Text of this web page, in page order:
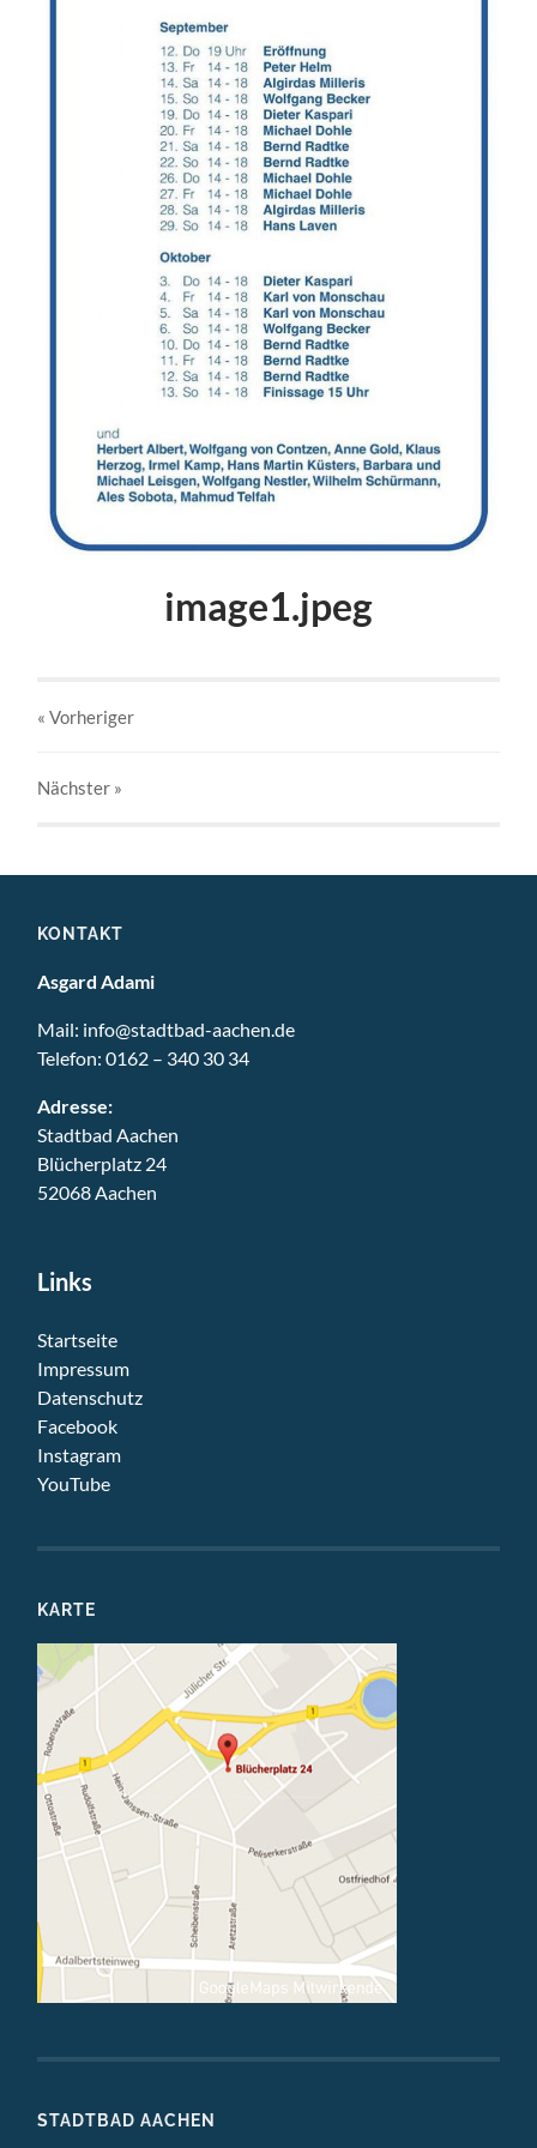
image1.jpeg
« Vorheriger
Nächster »
KONTAKT
Asgard Adami
Mail: info@stadtbad-aachen.de
Telefon:0162 – 340 30 34
Adresse:
Stadtbad Aachen
Blücherplatz 24
52068 Aachen
Links
Startseite
Impressum
Datenschutz
Facebook
Instagram
YouTube
KARTE
STADTBAD AACHEN